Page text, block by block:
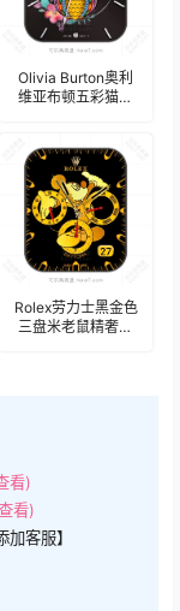
Olivia Burton奥利
维亚布顿五彩猫头
Rolex劳力士黑金色
三盘米老鼠精奢表
看)
看)
客服】